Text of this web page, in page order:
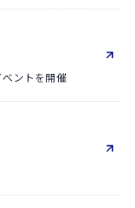
ントを開催